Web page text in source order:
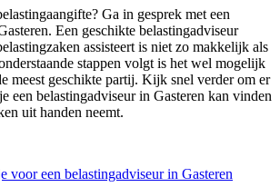
Ga in gesprek met een
Een geschikte belastingadviseur
assisteert is niet zo makkelijk als
stappen volgt is het wel mogelijk
meest geschikte partij. Kijk snel verder om er
een belastingadviseur in Gasteren kan vinden
uit handen neemt.
voor een belastingadviseur in Gasteren